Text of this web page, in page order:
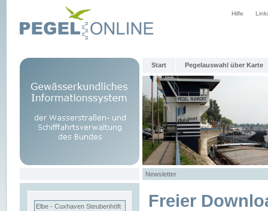
Hilfe
Start Pegelauswahl über Karte
Newsletter
Elbe - Cuxhaven Steubenhöft Freier